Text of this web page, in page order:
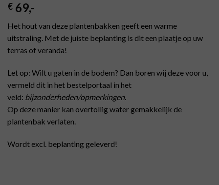
€ 69,-
Het hout van deze plantenbakken geeft een warme
uitstraling. Met de juiste beplanting is dit een plaatje op uw
terras of veranda!
Let op: Wilt u gaten in de bodem? Dan boren wij deze voor u,
vermeld dit in het bestelportaal in het
veld: bijzonderheden/opmerkingen.
Op deze manier kan overtollig water gemakkelijk de
plantenbak verlaten.
Wordt excl. beplanting geleverd!